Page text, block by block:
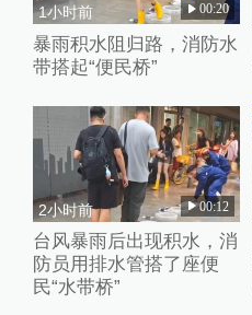
1小时前 00:20
暴雨积水阻归路，消防水
带搭起“便民桥”
2小时前 00:12
台风暴雨后出现积水，消
防员用排水管搭了座便
民“水带桥”